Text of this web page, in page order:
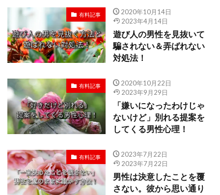
有料記事
2020年10月14日
2023年4月14日
遊び人の男性を見抜いて
騙されない＆弄ばれない
対処法！
有料記事
2020年10月22日
2023年9月29日
「嫌いになったわけじゃ
ないけど」別れる提案を
してくる男性心理！
有料記事
2023年7月22日
2023年7月22日
男性は決意したことを覆
さない。彼から思い通り